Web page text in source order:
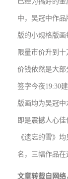
中，吴冠中作品
版的小规格版
限量市价升到
价钱依然是大
签字今夜19:30
版画均为吴冠
即是震撼人心
《遗忘的雪》
名，三幅作品在
文章转载自网络